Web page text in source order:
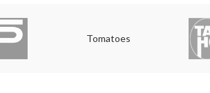
Tomatoes